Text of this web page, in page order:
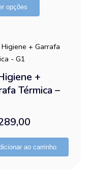
opções
podem
escolhidas
do
produto
+
Térmica –
ao carrinho